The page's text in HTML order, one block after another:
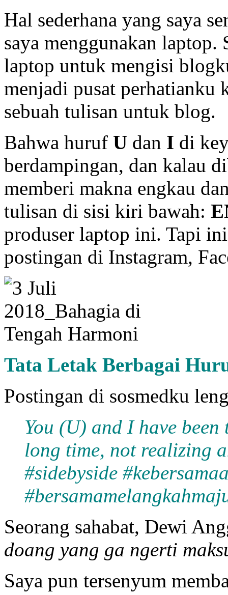
Hal sederhana yang saya
saya menggunakan
laptop untuk mengisi
menjadi pusat perhatianku
sebuah tulisan untuk blog.
Bahwa huruf U dan I di
berdampingan, dan kalau
memberi makna engkau
tulisan di sisi kiri bawah:
produser laptop ini. Tapi
postingan di Instagram,
Tata Letak Berbagai
Postingan di sosmedku
You (U) and I have
long time, not realizing
#sidebyside
Seorang sahabat, Dewi
doang yang ga ngerti
Saya pun tersenyum